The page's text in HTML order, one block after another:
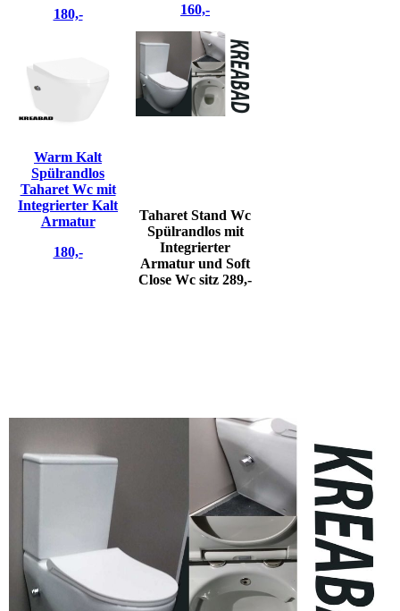
180,-
160,-
Warm Kalt
Spülrandlos
Taharet Wc mit
Integrierter Kalt
Armatur
180,-
Taharet Stand Wc
Spülrandlos mit
Integrierter
Armatur und Soft
Close Wc sitz 289,-